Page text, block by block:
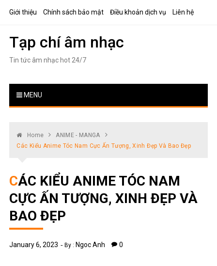
Giới thiệu Chính sách bảo mật Điều khoản dịch vụ Liên hệ
Tạp chí âm nhạc
Tin tức âm nhạc hot 24/7
MENU
Home
ANIME - MANGA
Các Kiểu Anime Tóc Nam Cực Ấn Tượng, Xinh Đẹp Và Bao Đẹp
CÁC KIỂU ANIME TÓC NAM
CỰC ẤN TƯỢNG, XINH ĐẸP VÀ
BAO ĐẸP
January 6, 2023 By : Ngoc Anh 0